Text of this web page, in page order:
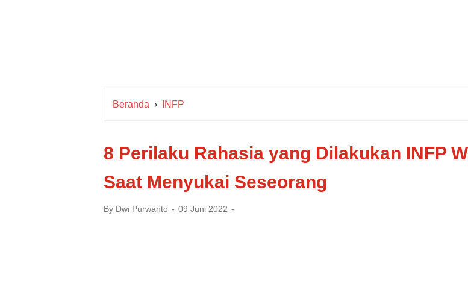
Beranda › INFP
8 Perilaku Rahasia yang Dilakukan INFP
Saat Menyukai Seseorang
By Dwi Purwanto 09 Juni 2022